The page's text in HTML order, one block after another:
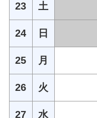
23 土
24 日
25 月
26 火
27 水